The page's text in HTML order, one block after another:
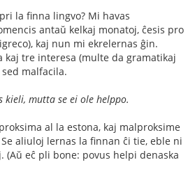
la finna lingvo? Mi havas
antaŭ kelkaj monatoj, ĉesis pro
kaj nun mi ekrelernas ĝin.
kaj tre interesa (multe da gramatikaj
malfacila.
kieli, mutta se ei ole helppo.
al la estona, kaj malproksime
aliuloj lernas la finnan ĉi tie, eble ni
(Aŭ eĉ pli bone: povus helpi denaska